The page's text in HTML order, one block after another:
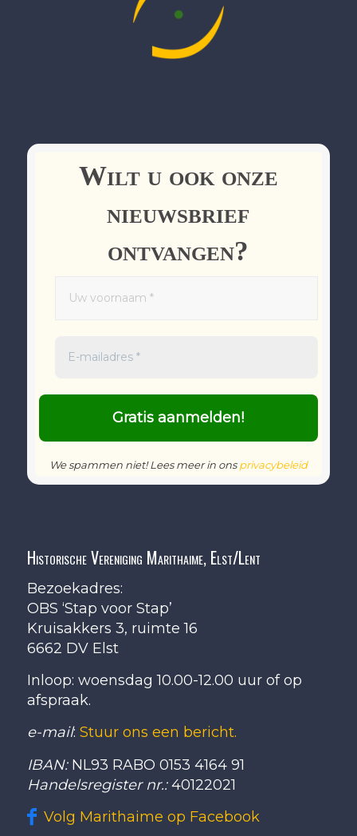
Wilt u ook onze
nieuwsbrief
ontvangen?
We spammen niet! Lees meer in onsprivacybeleid
Historische Vereniging Marithaime, Elst/Lent
Bezoekadres:
OBS ‘Stap voor Stap’
Kruisakkers 3, ruimte 16
6662 DV Elst
Inloop: woensdag 10.00-12.00 uur of op
afspraak.
e-mail: Stuur ons een bericht.
IBAN: NL93 RABO 0153 4164 91
Handelsregister nr.:40122021
Volg Marithaime op Facebook